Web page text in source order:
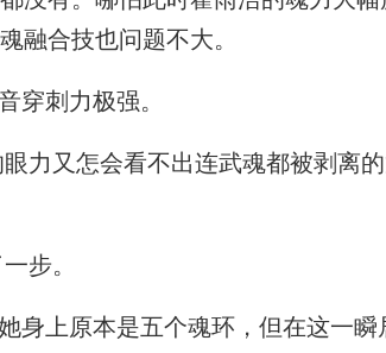
融合技也问题不大。
穿刺力极强。
力又怎会看不出连武魂都被剥离
步。
上原本是五个魂环，但在这一瞬